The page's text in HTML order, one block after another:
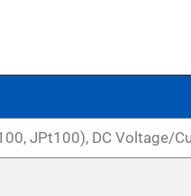
JPt100), DC Voltage/